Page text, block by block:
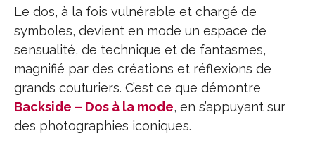
Le dos, à la fois vulnérable et chargé de
symboles, devient en mode un espace de
sensualité, de technique et de fantasmes,
magnifié par des créations et réflexions de
grands couturiers. C’est ce que démontre
Backside – Dos à la mode, en s’appuyant sur
des photographies iconiques.